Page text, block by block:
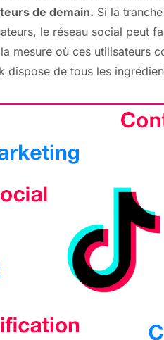
de demain. Si la
le réseau social peut
mesure où ces utilisateurs
dispose de tous les